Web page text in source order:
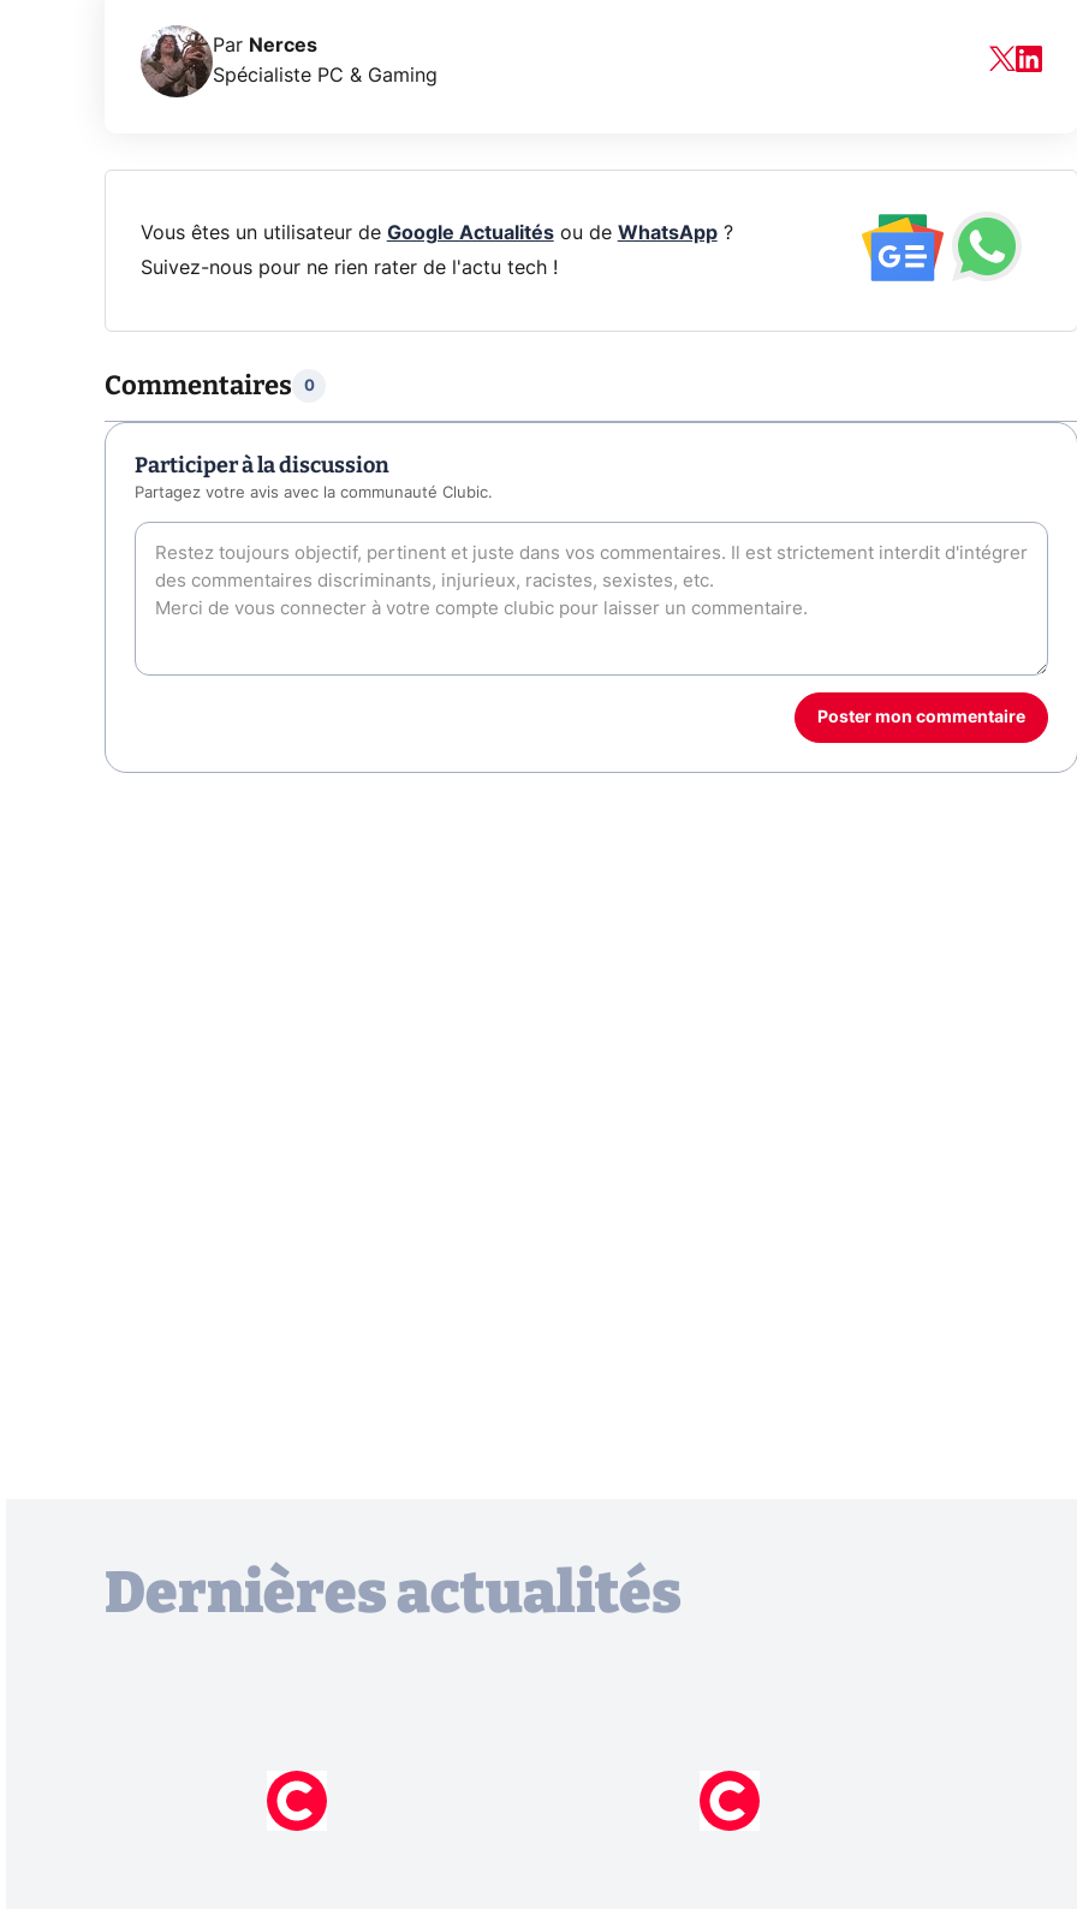
Par Nerces
Spécialiste PC & Gaming
Vous êtes un utilisateur de Google Actualitésou de WhatsApp?
Suivez-nous pour ne rien rater de l'actu tech !
Commentaires 0
Participer à la discussion
Partagez votre avis avec la communauté Clubic.
Poster mon commentaire
Dernières actualités